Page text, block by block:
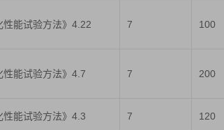
能试验方法》4.22 7 100
能试验方法》4.7 7 200
能试验方法》4.3 7 120